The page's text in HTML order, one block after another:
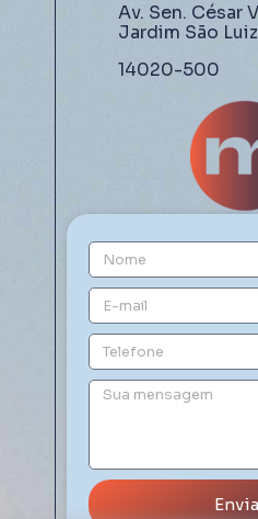
Av. Sen. César
Jardim São Luiz
14020-500